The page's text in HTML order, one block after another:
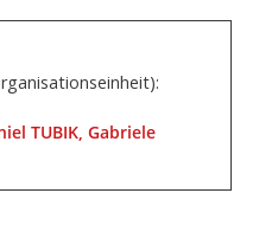
TUBIK, Gabriele